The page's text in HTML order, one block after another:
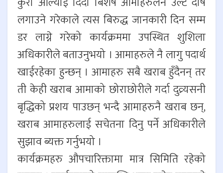
लगाउने गरेकाले त्यस बिरुद्ध जानकारी दिन सम्म
डर लाग्ने गरेको कार्यक्रममा उपस्थित शुशिला
अधिकारीले बताउनुभयो । आमाहरुले नै लागु पदार्थ
खाईरहेका हुन्छन् । आमाहरु सबै खराब हुँदैनन् तर
ती केही खराब आमाको छोराछोरीले गर्दा दुव्र्यसनी
बृद्धिको प्रशय पाउछन् भन्दै आमाहरुनै खराब छन्,
खराब आमाहरुलाई सचेतना दिनु पर्ने अधिकारीले
सुझाव ब्यक्त गर्नुभयो ।
कार्यक्रमहरु औपचारिक्तामा मात्र सिमिति रहेको